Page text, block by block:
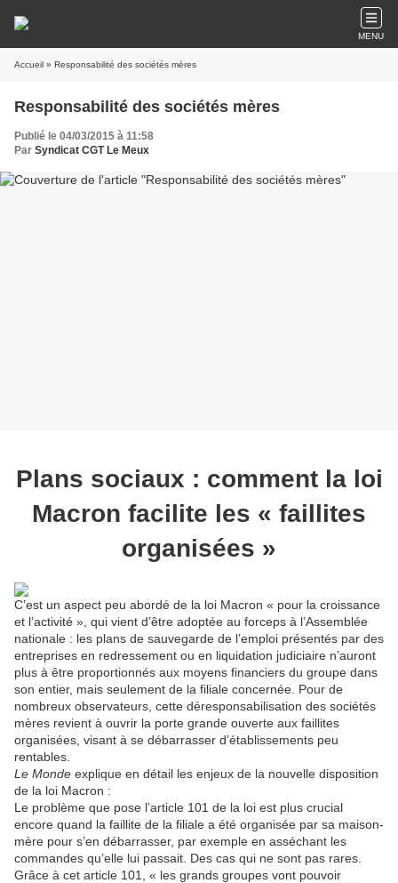
MENU
Accueil » Responsabilité des sociétés mères
Responsabilité des sociétés mères
Publié le 04/03/2015 à 11:58
Par Syndicat CGT Le Meux
Plans sociaux : comment la loi
Macron facilite les « faillites
organisées »
C’est un aspect peu abordé de la loi Macron « pour la croissance
et l’activité », qui vient d’être adoptée au forceps à l’Assemblée
nationale : les plans de sauvegarde de l’emploi présentés par des
entreprises en redressement ou en liquidation judiciaire n’auront
plus à être proportionnés aux moyens financiers du groupe dans
son entier, mais seulement de la filiale concernée. Pour de
nombreux observateurs, cette déresponsabilisation des sociétés
mères revient à ouvrir la porte grande ouverte aux faillites
organisées, visant à se débarrasser d’établissements peu
rentables.
Le Monde explique en détail les enjeux de la nouvelle disposition
de la loi Macron :
Le problème que pose l’article 101 de la loi est plus crucial
encore quand la faillite de la filiale a été organisée par sa maison-
mère pour s’en débarrasser, par exemple en asséchant les
commandes qu’elle lui passait. Des cas qui ne sont pas rares.
Grâce à cet article 101, « les grands groupes vont pouvoir